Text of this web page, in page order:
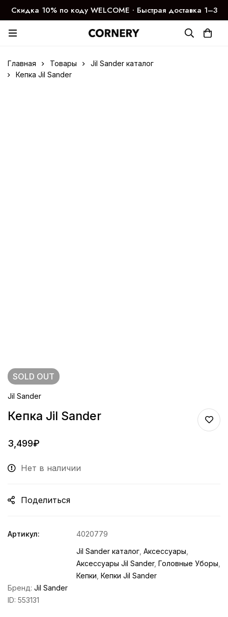
Скидка 10% по коду WELCOME ∙ Быстрая доставка 1–3
дня
Главная Товары
Jil Sander каталог
Кепка Jil Sander
SOLD OUT
Jil Sander
Кепка Jil Sander
3,499₽
Нет в наличии
Поделиться
Артикул:
4020779
Jil Sander каталог Аксессуары
Аксессуары Jil Sander, Головные Уборы
Кепки Кепки Jil Sander
Бренд: Jil Sander
ID: 553131